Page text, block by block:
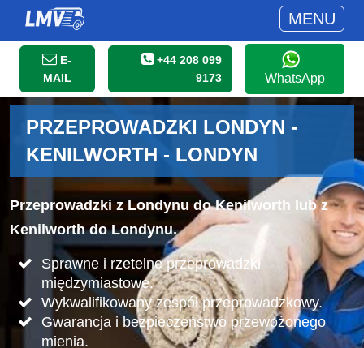
MENU
E-
MAIL
+44 208 099
9173
WhatsApp
PRZEPROWADZKI LONDYN -
KENILWORTH - LONDYN
Przeprowadzki z Londynu do Kenilworth lub z
Kenilworth do Londynu.
Sprawne i rzetelne przeprowadzki
międzymiastowe.
Wykwalifikowany zespół przeprowadzkowy.
Gwarancja i bezpieczeństwo przewożonego
mienia.